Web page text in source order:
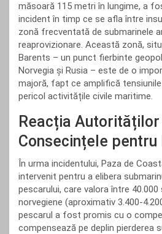
măsoară 115 metri în lungime, a
incident în timp ce se afla între
zonă frecventată de submarinele
reaprovizionare. Această zonă,
Barents – un punct fierbinte
Norvegia și Rusia – este de o
majoră, fapt ce amplifică tensiunile
pericol activitățile civile maritime.
Reacția Autorităților
Consecințele pentru
În urma incidentului, Paza de
intervenit pentru a elibera
pescarului, care valora între 40.000
norvegiene (aproximativ 3.400-
pescarul a fost promis cu o
compensează pe deplin pierderea